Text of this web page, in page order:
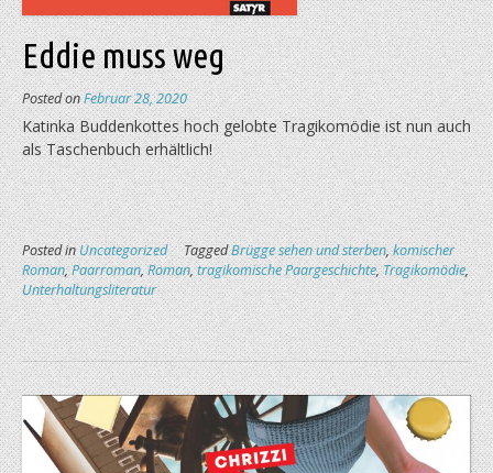
Eddie muss weg
Posted onFebruar 28, 2020
Katinka Buddenkottes hoch gelobte Tragikomödie ist nun auch
als Taschenbuch erhältlich!
Posted inUncategorized TaggedBrügge sehen und sterben,komischer
Roman,Paarroman,Roman,tragikomische Paargeschichte,Tragikomödie,
Unterhaltungsliteratur